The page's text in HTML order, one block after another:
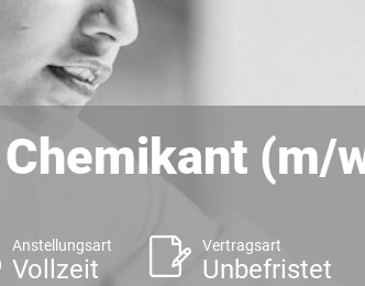
Chemikant (m/
Anstellungsart
Vollzeit
Vertragsart
Unbefristet